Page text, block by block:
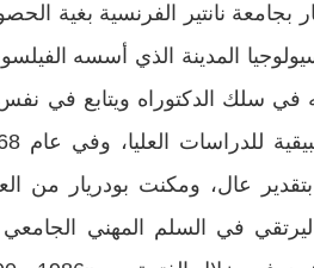
بجامعة نانتير الفرنسية بغية
المدينة الذي أسسه
في سلك الدكتوراه ويتابع في
عال، ومكنت بودريار من
ليرتقي في السلم المهني